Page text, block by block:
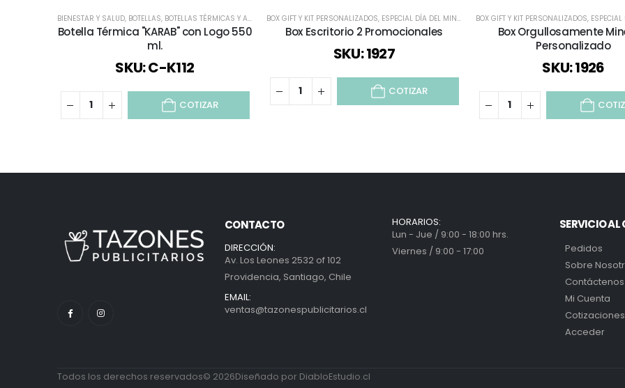
BIENESTAR Y SALUD, BOTELLAS, BOTELLAS TÉRMICAS Y ACERO INOX ,DÍA DEL TRABAJADOR,ESPECIAL DÍA DEL MINERO,REGALOS DÍA DEL PADRE,VIAJES Y VACACIONES
Botella Térmica "KARAB" con Logo 550
ml.
SKU: C-K112
COTIZAR
BOX GIFT Y KIT PERSONALIZADOS, ESPECIAL DÍA DEL MINERO TODOS
Box Escritorio 2 Promocionales
SKU: 1927
COTIZAR
BOX GIFT Y KIT PERSONALIZADOS, ESPECIAL
Box Orgullosamente
Personalizado
SKU: 1926
CONTACTO
DIRECCIÓN:
Av. Los Leones 2532 of 102
Providencia, Santiago, Chile
EMAIL:
ventas@tazonespublicitarios.cl
HORARIOS:
Lun - Jue / 9:00 - 18:00 hrs.
Viernes / 9:00 - 17:00
SERVICIO AL
Pedidos
Sobre
Contáctenos
Mi Cuenta
Cotizaciones
Acceder
Todos los derechos reservados© 2026Diseñado por DiabloEstudio.cl